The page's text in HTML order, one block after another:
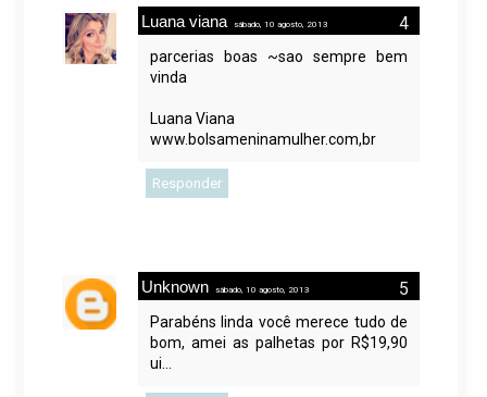
Luana viana sábado, 10 agosto, 2013
parcerias boas ~sao sempre bem
vinda
Luana Viana
www.bolsameninamulher.com,br
Responder
Unknown sábado, 10 agosto, 2013
Parabéns linda você merece tudo de
bom, amei as palhetas por R$19,90
ui...